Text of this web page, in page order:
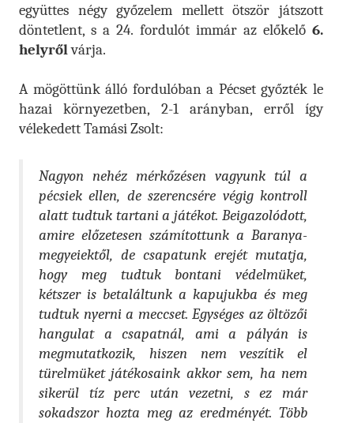
együttes négy győzelem mellett ötször játszott
döntetlent, s a 24. fordulót immár az előkelő 6.
helyrőlvárja.
A mögöttünk álló fordulóban a Pécset győzték le
hazai környezetben, 2-1 arányban, erről így
vélekedett Tamási Zsolt:
Nagyon nehéz mérkőzésen vagyunk túl a
pécsiek ellen, de szerencsére végig kontroll
alatt tudtuk tartani a játékot. Beigazolódott,
amire előzetesen számítottunk a Baranya-
megyeiektől, de csapatunk erejét mutatja,
hogy meg tudtuk bontani védelmüket,
kétszer is betaláltunk a kapujukba és meg
tudtuk nyerni a meccset. Egységes az öltözői
hangulat a csapatnál, ami a pályán is
megmutatkozik, hiszen nem veszítik el
türelmüket játékosaink akkor sem, ha nem
sikerül tíz perc után vezetni, s ez már
sokadszor hozta meg az eredményét. Több